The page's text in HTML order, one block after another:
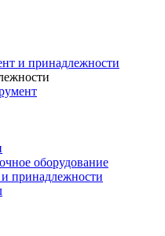
и принадлежности
оборудование
принадлежности